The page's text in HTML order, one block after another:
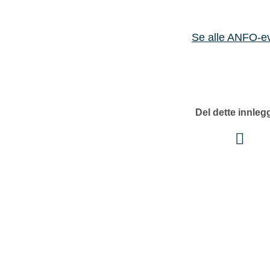
Se alle ANFO-
Del dette